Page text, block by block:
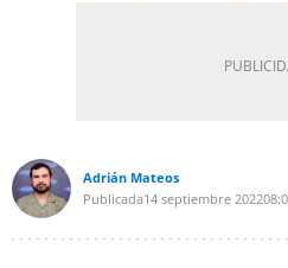
Adrián Mateos
Publicada14 septiembre 2022